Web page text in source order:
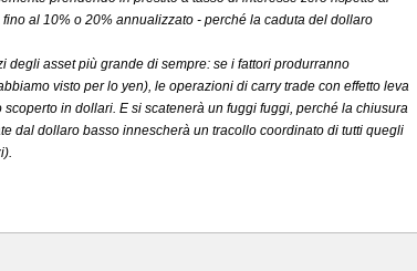
al 10% o 20% annualizzato - perché la caduta del dollaro
asset più grande di sempre: se i fattori produrranno
visto per lo yen), le operazioni di carry trade con effetto leva
in dollari. E si scatenerà un fuggi fuggi, perché la chiusura
dal dollaro basso innescherà un tracollo coordinato di tutti quegli